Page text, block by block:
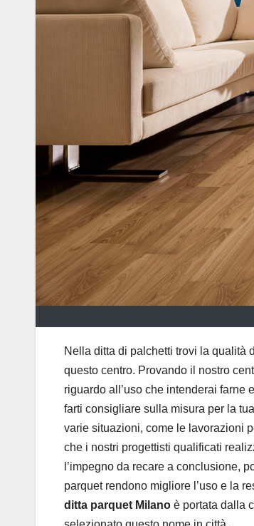
Nella ditta di palchetti trovi la qualità
questo centro. Provando il nostro
riguardo all’uso che intenderai farne
farti consigliare sulla misura per la
varie situazioni, come le lavorazioni
che i nostri progettisti qualificati
l’impegno da recare a conclusione,
parquet rendono migliore l’uso e la
ditta parquet Milano è portata dalla